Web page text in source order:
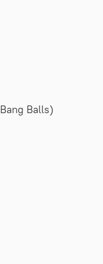
Balls)